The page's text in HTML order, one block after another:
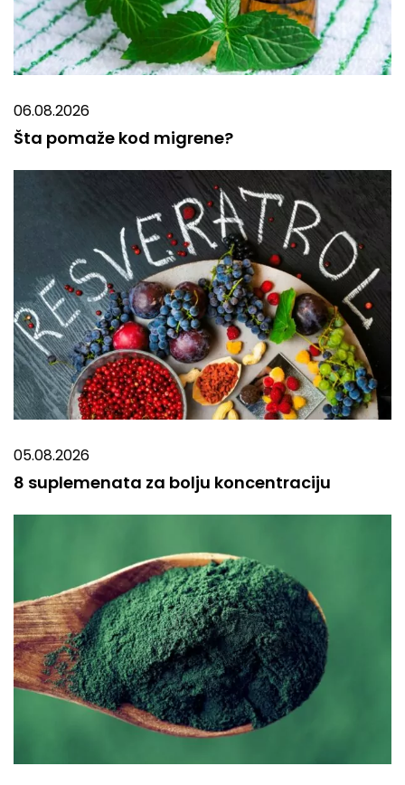
06.08.2026
Šta pomaže kod migrene?
05.08.2026
8 suplemenata za bolju koncentraciju